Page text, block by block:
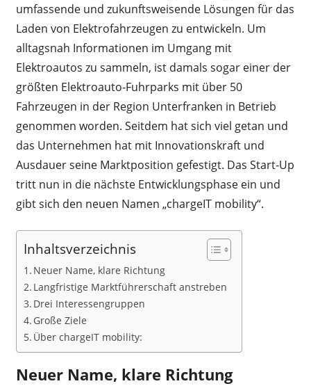
umfassende und zukunftsweisende Lösungen für das
Laden von Elektrofahrzeugen zu entwickeln. Um
alltagsnah Informationen im Umgang mit
Elektroautos zu sammeln, ist damals sogar einer der
größten Elektroauto-Fuhrparks mit über 50
Fahrzeugen in der Region Unterfranken in Betrieb
genommen worden. Seitdem hat sich viel getan und
das Unternehmen hat mit Innovationskraft und
Ausdauer seine Marktposition gefestigt. Das Start-Up
tritt nun in die nächste Entwicklungsphase ein und
gibt sich den neuen Namen „chargeIT mobility“.
Inhaltsverzeichnis
Neuer Name, klare Richtung
Langfristige Marktführerschaft anstreben
Drei Interessengruppen
Große Ziele
Über chargeIT mobility:
Neuer Name, klare Richtung